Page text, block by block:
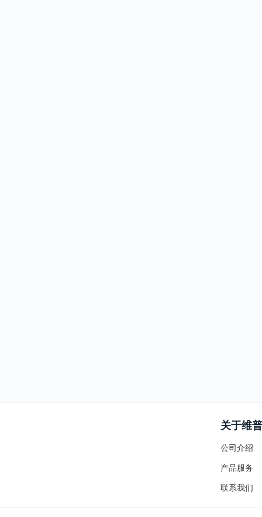
关于维普
公司介绍
产品服务
联系我们